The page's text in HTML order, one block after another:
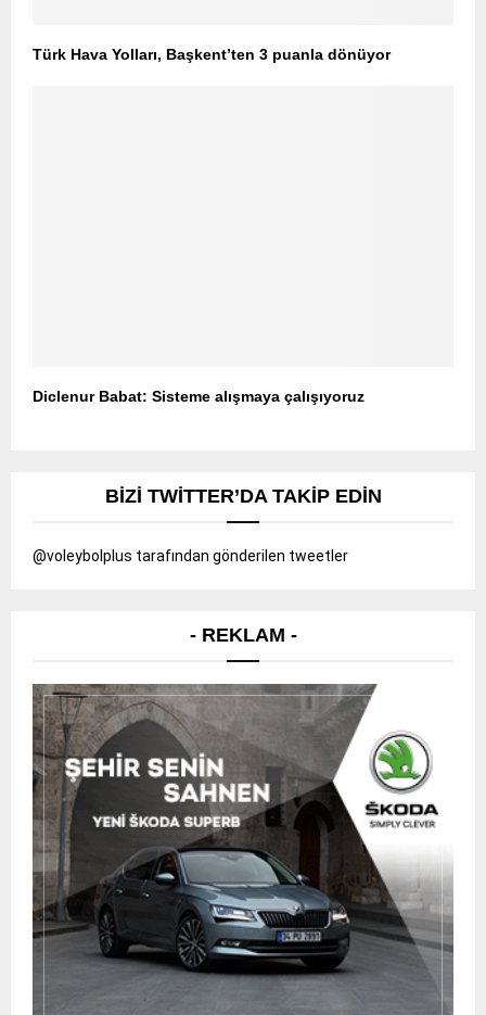
Türk Hava Yolları, Başkent’ten 3 puanla dönüyor
Diclenur Babat: Sisteme alışmaya çalışıyoruz
BIZI TWITTER’DA TAKIP EDIN
@voleybolplus tarafından gönderilen tweetler
- REKLAM -